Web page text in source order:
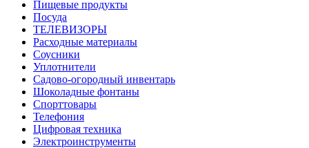
Пищевые продукты
Посуда
ТЕЛЕВИЗОРЫ
Расходные материалы
Соусники
Уплотнители
Садово-огородный инвентарь
Шоколадные фонтаны
Спорттовары
Телефония
Цифровая техника
Электроинструменты